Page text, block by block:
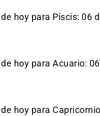
hoy para Piscis: 06
hoy para Acuario:
hoy para